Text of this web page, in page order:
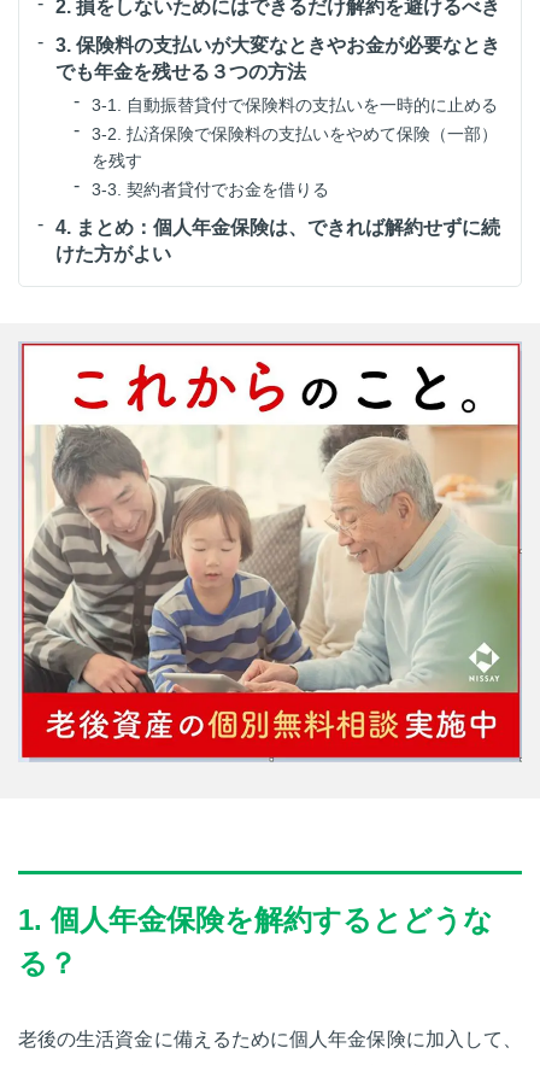
2. 損をしないためにはできるだけ解約を避けるべき
3. 保険料の支払いが大変なときやお金が必要なとき
でも年金を残せる３つの方法
3-1. 自動振替貸付で保険料の支払いを一時的に止める
3-2. 払済保険で保険料の支払いをやめて保険（一部）
を残す
3-3. 契約者貸付でお金を借りる
4. まとめ：個人年金保険は、できれば解約せずに続
けた方がよい
1. 個人年金保険を解約するとどうな
る？
老後の生活資金に備えるために個人年金保険に加入して、